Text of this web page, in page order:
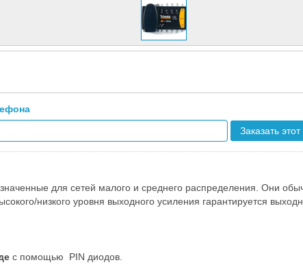
Заказать
для сетей малого и среднего распределения. Они
низкого уровня выходного усиления гарантируется
с помощью PIN диодов.